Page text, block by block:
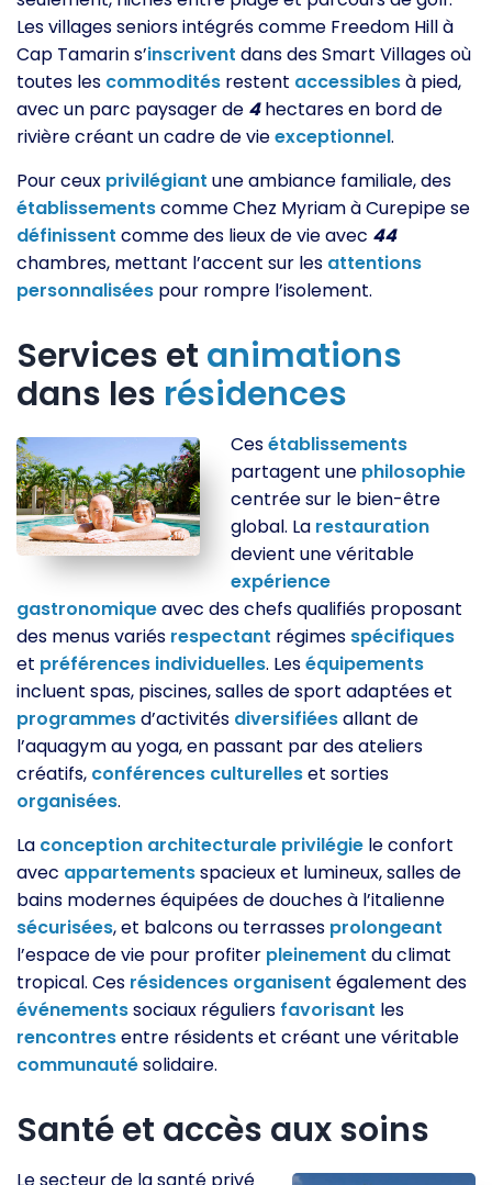
Les villages seniors intégrés comme Freedom Hill à
Cap Tamarin s’inscrivent dans des Smart Villages où
toutes les commodités restent accessiblesà pied,
avec un parc paysager de 4hectares en bord de
rivière créant un cadre de vieexceptionnel.
Pour ceux privilégiant une ambiance familiale, des
établissementscomme Chez Myriam à Curepipe se
définissent comme des lieux de vie avec 44
chambres, mettant l’accent sur les attentions
personnalisées pour rompre l’isolement.
Services et animations
dans les résidences
Cesétablissements
partagent une philosophie
centrée sur le bien-être
global. La restauration
devient une véritable
expérience
gastronomiqueavec des chefs qualifiés proposant
des menus variés respectant régimes spécifiques
et préférences individuelles. Leséquipements
incluent spas, piscines, salles de sport adaptées et
programmesd’activités diversifiéesallant de
l’aquagym au yoga, en passant par des ateliers
créatifs, conférences culturelleset sorties
organisées.
La conception architecturale privilégie le confort
avec appartementsspacieux et lumineux, salles de
bains modernes équipées de douches à l’italienne
sécurisées, et balcons ou terrasses prolongeant
l’espace de vie pour profiter pleinement du climat
tropical. Ces résidences organisent également des
événementssociaux réguliers favorisant les
rencontresentre résidents et créant une véritable
communautésolidaire.
Santé et accès aux soins